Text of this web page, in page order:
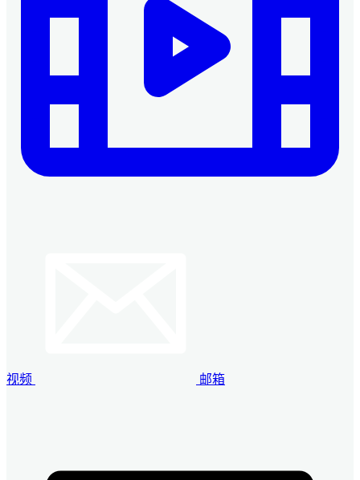
视频 邮箱